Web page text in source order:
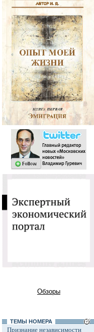
Обзоры
ТЕМЫ НОМЕРА
Признание независимости